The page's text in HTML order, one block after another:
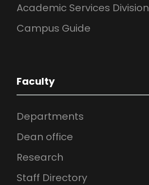
Academic Services Division
Campus Guide
Faculty
Departments
Dean office
Research
Staff Directory